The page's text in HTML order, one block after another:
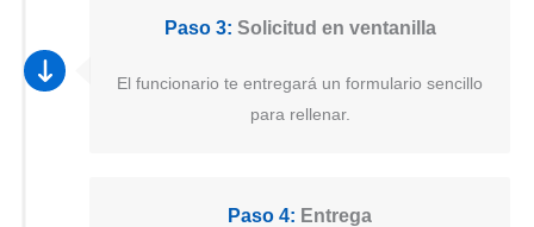
Paso 3: Solicitud en ventanilla
El funcionario te entregará un formulario sencillo
para rellenar.
Paso 4: Entrega